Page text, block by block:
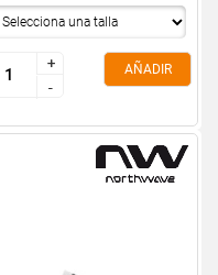
+
-
+
-
AÑADIR